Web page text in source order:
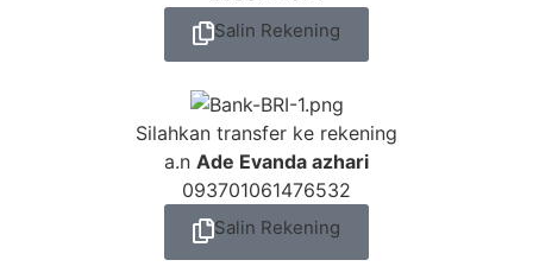
Salin Rekening
Silahkan transfer ke rekening
a.n Ade Evanda azhari
093701061476532
Salin Rekening